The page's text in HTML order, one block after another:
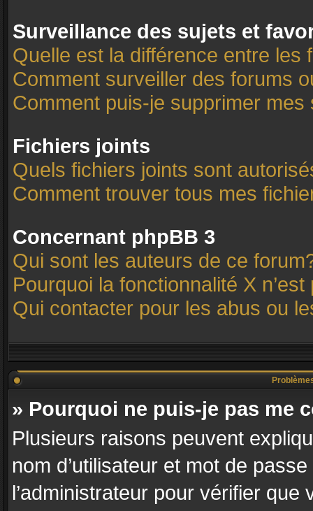
Surveillance des sujets et
Quelle est la différence entre les
Comment surveiller des forums
Comment puis-je supprimer
Fichiers joints
Quels fichiers joints sont
Comment trouver tous mes
Concernant phpBB 3
Qui sont les auteurs de ce
Pourquoi la fonctionnalité X
Qui contacter pour les abus ou
» Pourquoi ne puis-je pas me
Plusieurs raisons peuvent
nom d’utilisateur et mot de
l’administrateur pour vérifier que